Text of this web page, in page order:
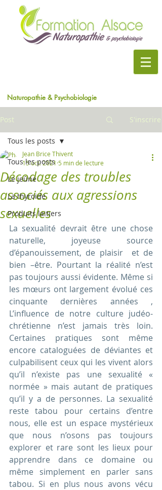
Naturopathie & Psychobiologie
Post S'inscrire
Tous les posts
Le jeûne
La thyroïde
Produits laitiers
Tous les posts
Décodage des troubles
associés aux agressions
sexuelles
Jean Brice Thivent
15 oct. 2021 5 min de lecture
La sexualité devrait être une chose
naturelle, joyeuse source
d’épanouissement, de plaisir  et de
bien –être. Pourtant la réalité n’est
pas toujours aussi évidente. Même si
les mœurs ont largement évolué ces
cinquante dernières années ,
L’influence de notre culture judéo-
chrétienne n’est jamais très loin.
Certaines pratiques sont même
encore cataloguées de déviantes et
culpabilisent ceux qui les vivent alors
qu’il n’existe pas une sexualité «
normée » mais autant de pratiques
qu’il y a de personnes. La sexualité
reste tabou pour certains d’entre
nous, elle est un espace mystérieux
que nous n’osons pas toujours
explorer et rare sont les lieux pour
apprendre dans ce domaine ou
même simplement en parler sans
tabou. Si en plus nous avons vécu